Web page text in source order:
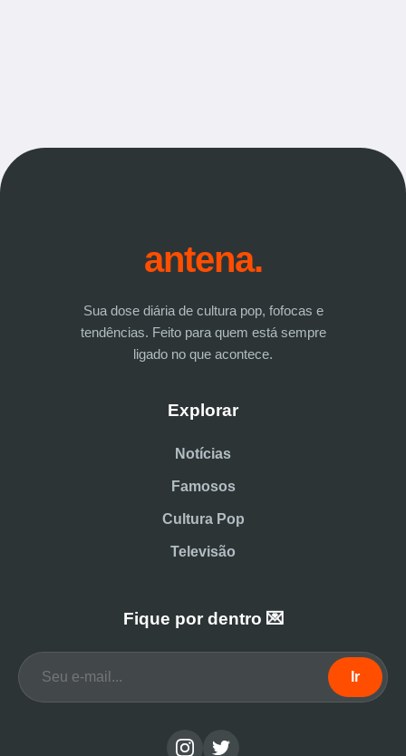
antena.
Sua dose diária de cultura pop, fofocas e
tendências. Feito para quem está sempre
ligado no que acontece.
Explorar
Notícias
Famosos
Cultura Pop
Televisão
Fique por dentro 💌
Ir